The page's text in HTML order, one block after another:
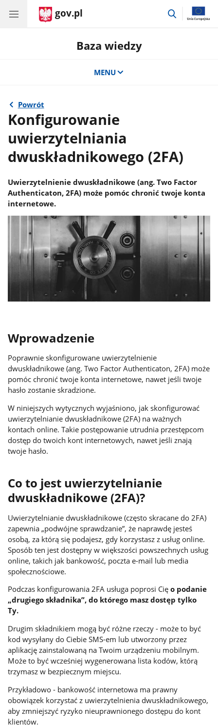
gov.pl
przejdź
Baza wiedzy
MENU
Powrót
Konfigurowanie
uwierzytelniania
dwuskładnikowego (2FA)
Uwierzytelnienie dwuskładnikowe (ang. Two Factor
Authenticaton, 2FA) może pomóc chronić twoje konta
internetowe.
Wprowadzenie
Poprawnie skonfigurowane uwierzytelnienie
dwuskładnikowe (ang. Two Factor Authenticaton, 2FA) może
pomóc chronić twoje konta internetowe, nawet jeśli twoje
hasło zostanie skradzione.
W niniejszych wytycznych wyjaśniono, jak skonfigurować
uwierzytelnianie dwuskładnikowe (2FA) na ważnych
kontach online. Takie postępowanie utrudnia przestępcom
dostęp do twoich kont internetowych, nawet jeśli znają
twoje hasło.
Co to jest uwierzytelnianie
dwuskładnikowe (2FA)?
Uwierzytelnianie dwuskładnikowe (często skracane do 2FA)
zapewnia „podwójne sprawdzanie”, że naprawdę jesteś
osobą, za którą się podajesz, gdy korzystasz z usług online.
Sposób ten jest dostępny w większości powszechnych usług
online, takich jak bankowość, poczta e-mail lub media
społecznościowe.
Podczas konfigurowania 2FA usługa poprosi Cięo podanie
„drugiego składnika”, do którego masz dostęp tylko
Ty.
Drugim składnikiem mogą być różne rzeczy - może to być
kod wysyłany do Ciebie SMS-em lub utworzony przez
aplikację zainstalowaną na Twoim urządzeniu mobilnym.
Może to być wcześniej wygenerowana lista kodów, którą
trzymasz w bezpiecznym miejscu.
Przykładowo - bankowość internetowa ma prawny
obowiązek korzystać z uwierzytelnienia dwuskładnikowego,
aby zmniejszyć ryzyko nieuprawnionego dostępu do kont
klientów.